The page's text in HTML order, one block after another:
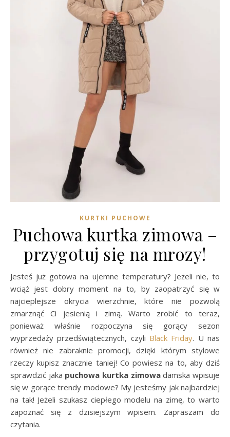
KURTKI PUCHOWE
Puchowa kurtka zimowa –
przygotuj się na mrozy!
Jesteś już gotowa na ujemne temperatury? Jeżeli nie, to
wciąż jest dobry moment na to, by zaopatrzyć się w
najcieplejsze okrycia wierzchnie, które nie pozwolą
zmarznąć Ci jesienią i zimą. Warto zrobić to teraz,
ponieważ właśnie rozpoczyna się gorący sezon
wyprzedaży przedświątecznych, czyli Black Friday. U nas
również nie zabraknie promocji, dzięki którym stylowe
rzeczy kupisz znacznie taniej! Co powiesz na to, aby dziś
sprawdzić jaka puchowa kurtka zimowadamska wpisuje
się w gorące trendy modowe? My jesteśmy jak najbardziej
na tak! Jeżeli szukasz ciepłego modelu na zimę, to warto
zapoznać się z dzisiejszym wpisem. Zapraszam do
czytania.